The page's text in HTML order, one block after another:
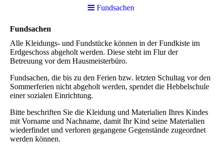
Fundsachen
Fundsachen
Alle Kleidungs- und Fundstücke können in der Fundkiste im
Erdgeschoss abgeholt werden. Diese steht im Flur der
Betreuung vor dem Hausmeisterbüro.
Fundsachen, die bis zu den Ferien bzw. letzten Schultag vor den
Sommerferien nicht abgeholt werden, spendet die Hebbelschule
einer sozialen Einrichtung.
Bitte beschriften Sie die Kleidung und Materialien Ihres Kindes
mit Vorname und Nachname, damit Ihr Kind seine Materialien
wiederfindet und verloren gegangene Gegenstände zugeordnet
werden können.